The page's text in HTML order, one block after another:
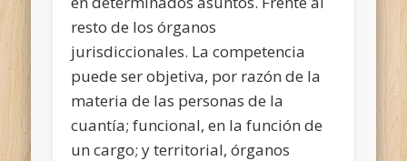
resto de los órganos
jurisdiccionales. La competencia
puede ser objetiva, por razón de la
materia de las personas de la
cuantía; funcional, en la función de
un cargo; y territorial, órganos